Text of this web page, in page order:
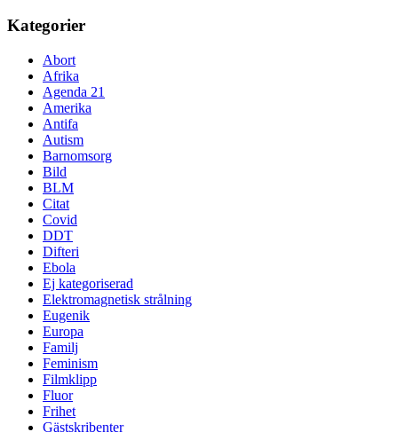
Kategorier
Abort
Afrika
Agenda 21
Amerika
Antifa
Autism
Barnomsorg
Bild
BLM
Citat
Covid
DDT
Difteri
Ebola
Ej kategoriserad
Elektromagnetisk strålning
Eugenik
Europa
Familj
Feminism
Filmklipp
Fluor
Frihet
Gästskribenter